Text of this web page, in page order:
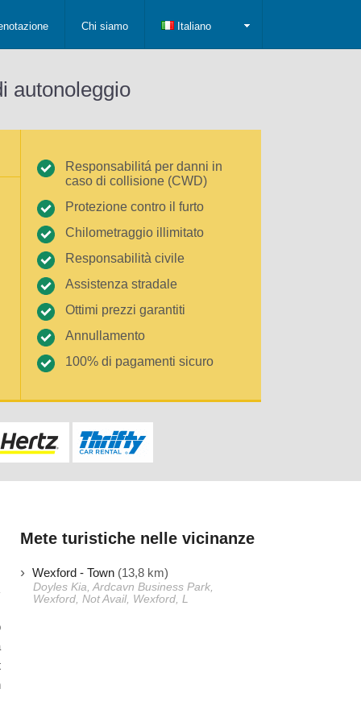
Chi siamo Italiano
autonoleggio
Responsabilitá per danni in
caso di collisione (CWD)
Protezione contro il furto
Chilometraggio illimitato
Responsabilità civile
Assistenza stradale
Ottimi prezzi garantiti
Annullamento
100% di pagamenti sicuro
Mete turistiche nelle vicinanze
Wexford - Town (13,8 km)
Doyles Kia, Ardcavn Business Park,
Wexford, Not Avail, Wexford, L